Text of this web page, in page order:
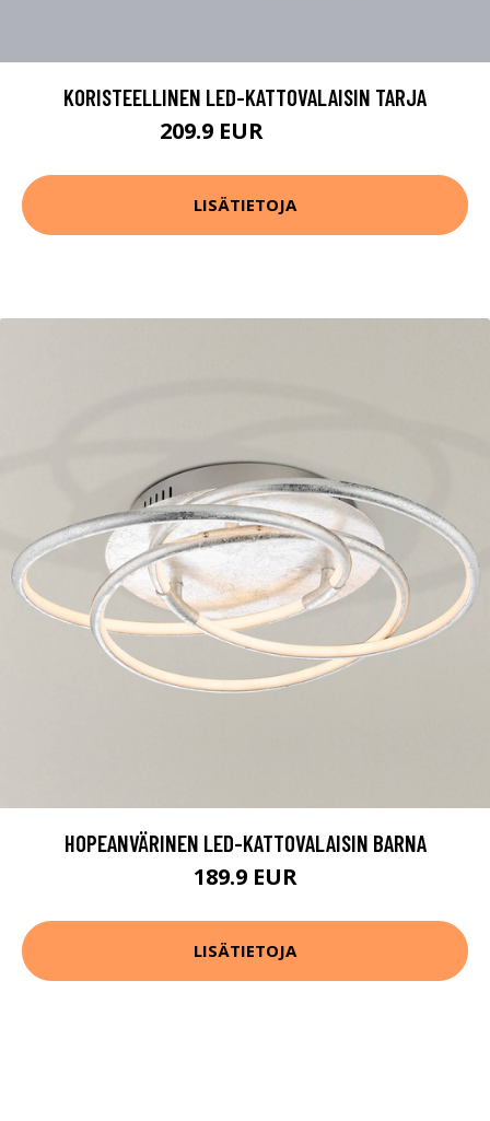
KORISTEELLINEN LED-KATTOVALAISIN TARJA
209.9 EUR
LISÄTIETOJA
HOPEANVÄRINEN LED-KATTOVALAISIN BARNA
189.9 EUR
LISÄTIETOJA